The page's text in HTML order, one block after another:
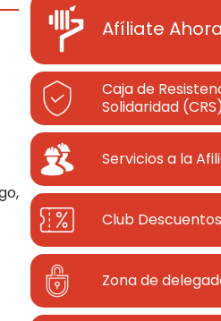
Afíliate Ahora
Caja de
Solidaridad
Servicios a la
Club Descuentos
Zona de